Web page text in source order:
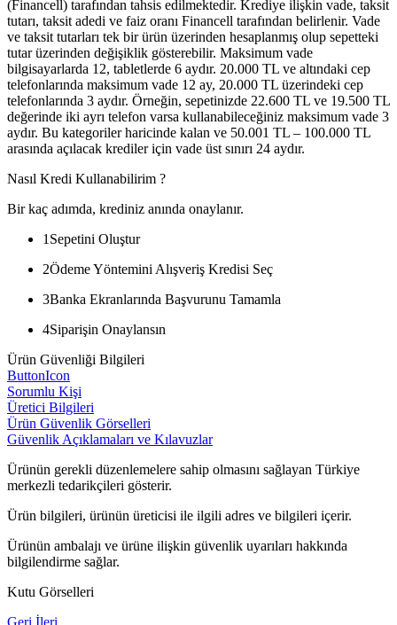
(Financell) tarafından tahsis edilmektedir. Krediye ilişkin vade, taksit
tutarı, taksit adedi ve faiz oranı Financell tarafından belirlenir. Vade
ve taksit tutarları tek bir ürün üzerinden hesaplanmış olup sepetteki
tutar üzerinden değişiklik gösterebilir. Maksimum vade
bilgisayarlarda 12, tabletlerde 6 aydır. 20.000 TL ve altındaki cep
telefonlarında maksimum vade 12 ay, 20.000 TL üzerindeki cep
telefonlarında 3 aydır. Örneğin, sepetinizde 22.600 TL ve 19.500 TL
değerinde iki ayrı telefon varsa kullanabileceğiniz maksimum vade 3
aydır. Bu kategoriler haricinde kalan ve 50.001 TL – 100.000 TL
arasında açılacak krediler için vade üst sınırı 24 aydır.
Nasıl Kredi Kullanabilirim ?
Bir kaç adımda, krediniz anında onaylanır.
1 Sepetini Oluştur
2Ödeme Yöntemini Alışveriş Kredisi Seç
3Banka Ekranlarında Başvurunu Tamamla
4Siparişin Onaylansın
Ürün Güvenliği Bilgileri
ButtonIcon
Sorumlu Kişi
Üretici Bilgileri
Ürün Güvenlik Görselleri
Güvenlik Açıklamaları ve Kılavuzlar
Ürünün gerekli düzenlemelere sahip olmasını sağlayan Türkiye
merkezli tedarikçileri gösterir.
Ürün bilgileri, ürünün üreticisi ile ilgili adres ve bilgileri içerir.
Ürünün ambalajı ve ürüne ilişkin güvenlik uyarıları hakkında
bilgilendirme sağlar.
Kutu Görselleri
Geri İleri